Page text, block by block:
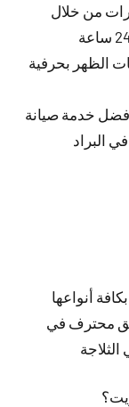
من خلال
الظهر بحرفية
خدمة صيانة
البراد
أنواعها
محترف في